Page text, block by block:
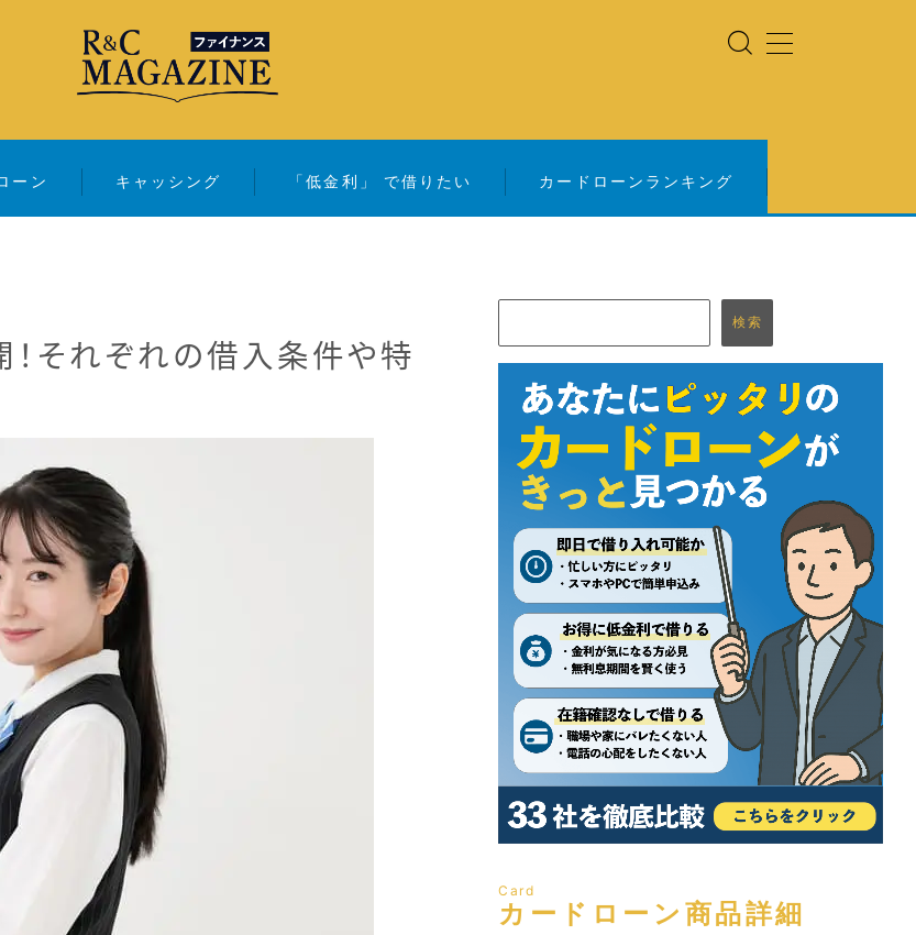
ーン キャッシング 「低金利」 で借りたい カードローンランキング
アコム・レイク・ プロミス
キャッシング
カードローンランキング
それぞれの借入条件や特
検索
Card
カードローン商品詳細